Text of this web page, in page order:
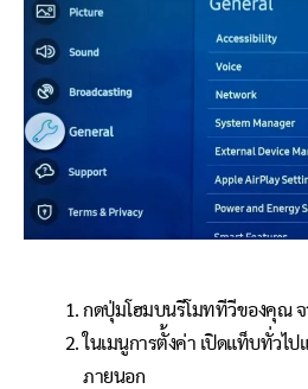
กดปุ่มโฮมบนรีโมททีวีของคุณ จ
ในเมนูการตั้งค่า เปิดแท็บทั่วไ
ภายนอก